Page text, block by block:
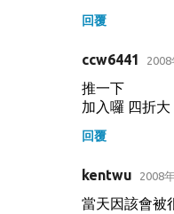
回覆
ccw6441
推一下
加入囉 四折大
回覆
kentwu 2008
當天因該會被